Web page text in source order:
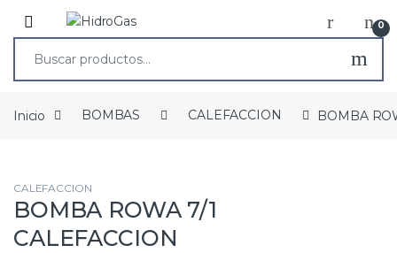
0
Inicio BOMBAS CALEFACCION BOMBA
CALEFACCION
BOMBA ROWA 7/1
CALEFACCION